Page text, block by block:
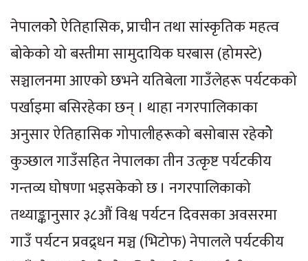
नेपालकोे ऐतिहासिक, प्राचीन तथा सांस्कृतिक महत्व
बोकेको यो बस्तीमा सामुदायिक घरबास (होमस्टे)
सञ्चालनमा आएको छभने यतिबेला गाउँलेहरू पर्यटकको
पर्खाइमा बसिरहेका छन् । थाहा नगरपालिकाका
अनुसार ऐतिहासिक गोपालीहरूको बसोबास रहेकोे
कुञ्छाल गाउँसहित नेपालका तीन उत्कृष्ट पर्यटकीय
गन्तव्य घोषणा भइसकेको छ । नगरपालिकाको
तथ्याङ्कानुसार ३८औं विश्व पर्यटन दिवसका अवसरमा
गाउँ पर्यटन प्रवद्र्धन मञ्च (भिटोफ) नेपालले पर्यटकीय